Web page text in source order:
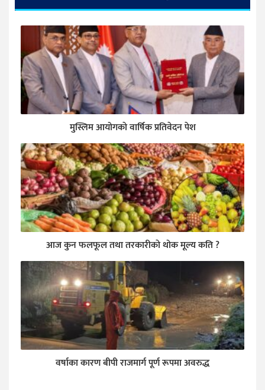
मुस्लिम आयोगकाे वार्षिक प्रतिवेदन पेश
आज कुन फलफूल तथा तरकारीकाे थोक मूल्य कति ?
वर्षाका कारण बीपी राजमार्ग पूर्ण रूपमा अवरुद्ध